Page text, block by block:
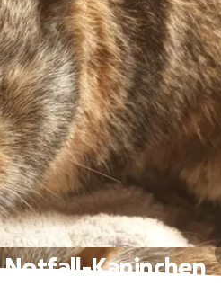
Kaninchen